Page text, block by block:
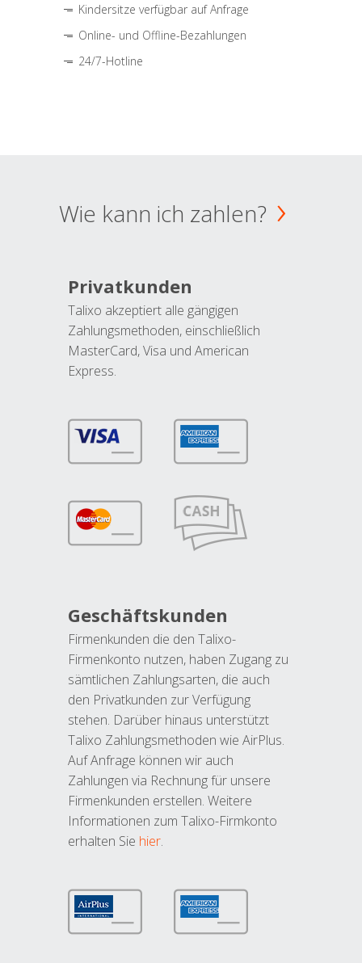
Kindersitze verfügbar auf Anfrage
Online- und Offline-Bezahlungen
24/7-Hotline
Wie kann ich zahlen?
Privatkunden
Talixo akzeptiert alle gängigen
Zahlungsmethoden, einschließlich
MasterCard, Visa und American
Express.
Geschäftskunden
Firmenkunden die den Talixo-
Firmenkonto nutzen, haben Zugang zu
sämtlichen Zahlungsarten, die auch
den Privatkunden zur Verfügung
stehen. Darüber hinaus unterstützt
Talixo Zahlungsmethoden wie AirPlus.
Auf Anfrage können wir auch
Zahlungen via Rechnung für unsere
Firmenkunden erstellen. Weitere
Informationen zum Talixo-Firmkonto
erhalten Sie hier.